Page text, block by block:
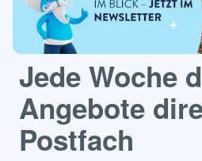
Jede Woche
Angebote
Postfach